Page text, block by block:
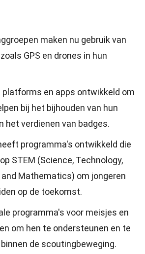
maken nu gebruik van
GPS en drones in hun
platforms en apps ontwikkeld om
bij het bijhouden van hun
het verdienen van badges.
programma's ontwikkeld die
STEM (Science, Technology,
and Mathematics) om jongeren
op de toekomst.
programma's voor meisjes en
om hen te ondersteunen en te
de scoutingbeweging.